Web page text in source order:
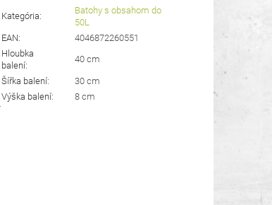
Kategória:
Batohy s obsahom do
50L
EAN:
4046872260551
Hloubka
balení:
40 cm
Šířka balení:
30 cm
Výška balení: 8 cm